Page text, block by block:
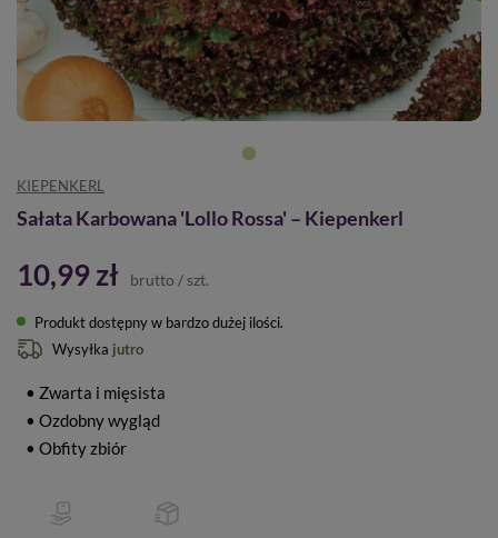
KIEPENKERL
Sałata Karbowana 'Lollo Rossa' – Kiepenkerl
10,99 zł brutto / szt.
Produkt dostępny w bardzo dużej ilości
Wysyłka jutro
• Zwarta i mięsista
• Ozdobny wygląd
• Obfity zbiór